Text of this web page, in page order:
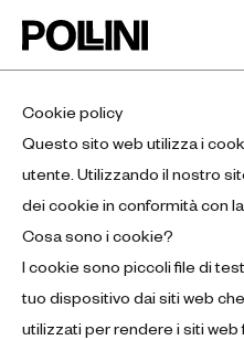
Cookie policy
Questo sito web utilizza i
utente. Utilizzando il nostro
dei cookie in conformità con
Cosa sono i cookie?
I cookie sono piccoli file di
tuo dispositivo dai siti web
utilizzati per rendere i siti web